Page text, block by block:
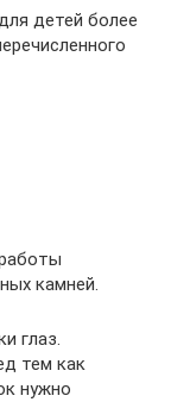
детей более
камней.
глаз.
тем как
нужно